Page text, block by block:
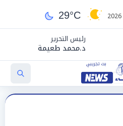
29°C
رئيس التحرير
د.محمد طعيمة